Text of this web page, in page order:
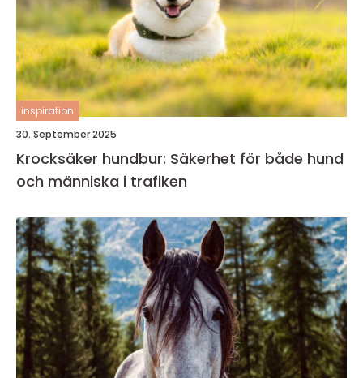
inspiration
30. September 2025
Krocksäker hundbur: Säkerhet för både hund
och människa i trafiken